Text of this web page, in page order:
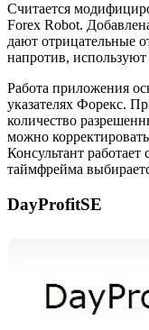
Считается
Forex Robot.
дают отрицательные
напротив, используют
Работа приложения
указателях Форекс.
количество
можно
Консультант
таймфрейма
DayProfitSE